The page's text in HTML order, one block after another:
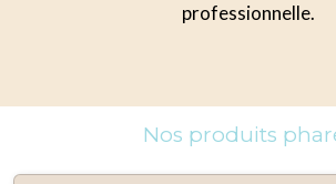
professionnelle.
Nos produits